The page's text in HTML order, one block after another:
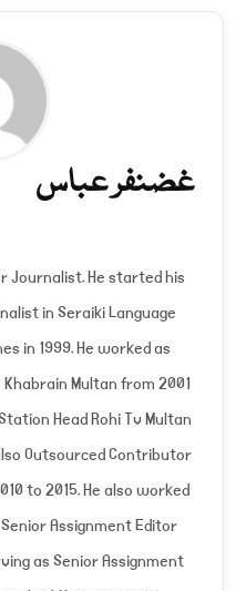
غضنفر عباس
Journalist. He started his
in Seraiki Language
in 1999. He worked as
Multan from 2001
Head Rohi Tv Multan
Outsourced Contributor
to 2015. He also worked
Assignment Editor
as Senior Assignment